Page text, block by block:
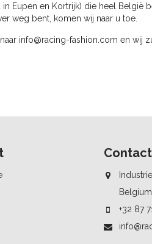
Eupen en Kortrijk) die heel België
weg bent, komen wij naar u toe.
info@racing-fashion.com en wij
Belgium
+32 87